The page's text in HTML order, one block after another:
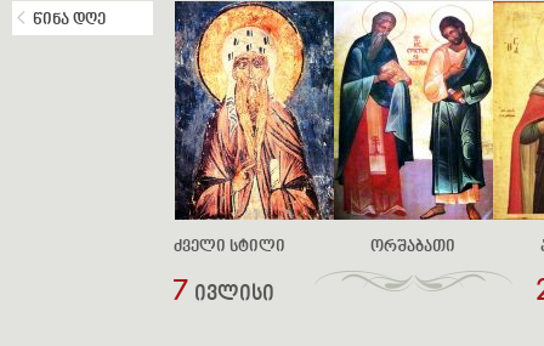
წინა დღე
ძველი სტილი
7 ივლისი
ორშაბათი